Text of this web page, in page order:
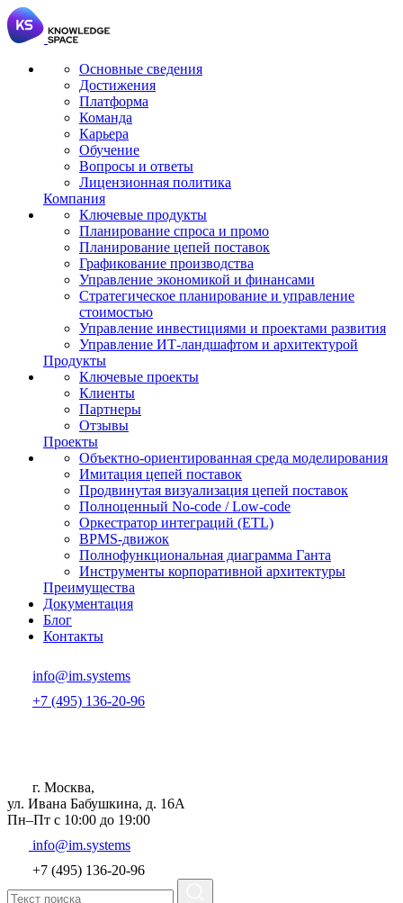
Основные сведения
Достижения
Платформа
Команда
Карьера
Обучение
Вопросы и ответы
Лицензионная политика
Компания
Ключевые продукты
Планирование спроса и промо
Планирование цепей поставок
Графикование производства
Управление экономикой и финансами
Стратегическое планирование и управление
стоимостью
Управление инвестициями и проектами развития
Управление ИТ-ландшафтом и архитектурой
Продукты
Ключевые проекты
Клиенты
Партнеры
Отзывы
Проекты
Объектно-ориентированная среда моделирования
Имитация цепей поставок
Продвинутая визуализация цепей поставок
Полноценный No-code / Low-code
Оркестратор интеграций (ETL)
BPMS-движок
Полнофункциональная диаграмма Ганта
Инструменты корпоративной архитектуры
Преимущества
Документация
Блог
Контакты
info@im.systems
+7 (495) 136-20-96
г. Москва,
ул. Ивана Бабушкина, д. 16А
Пн–Пт с 10:00 до 19:00
info@im.systems
+7 (495) 136-20-96